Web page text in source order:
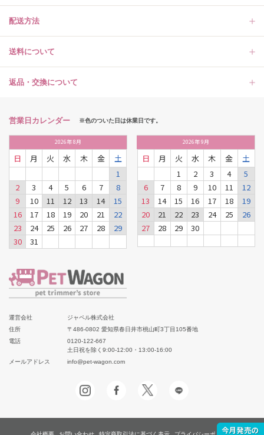
配送方法
送料について
返品・交換について
営業日カレンダー ※色のついた日は休業日です。
2026年8月
日 月 火 水 木 金
土
1
2
3 4 5 6 7
8
9
10 11 12 13 14
15
16
17 18 19 20 21
22
23
24 25 26 27 28
29
30
31
2026年9月
日 月 火 水 木 金
土
1
2 3 4
5
6
7 8 9 10 11
12
13
14 15 16 17 18
19
20
21 22 23 24 25
26
27
28 29 30
運営会社
ジャペル株式会社
住所
〒486-0802 愛知県春日井市桃山町3丁目105番地
電話
0120-122-667
土日祝を除く9:00-12:00・13:00-16:00
メールアドレス
info@pet-wagon.com